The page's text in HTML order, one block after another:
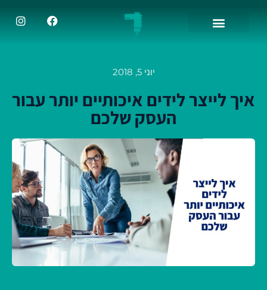
יוני 5, 2018
איך לייצר לידים איכותיים יותר עבור
העסק שלכם